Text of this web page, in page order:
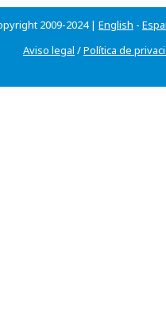
2009-2024 | English -
Aviso legal /Política de